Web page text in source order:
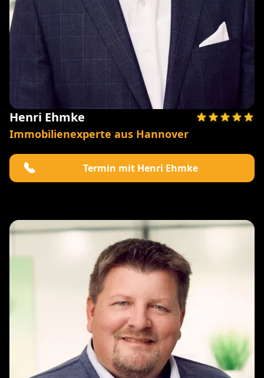
Henri Ehmke
Immobilienexperte aus Hannover
Termin mit Henri Ehmke